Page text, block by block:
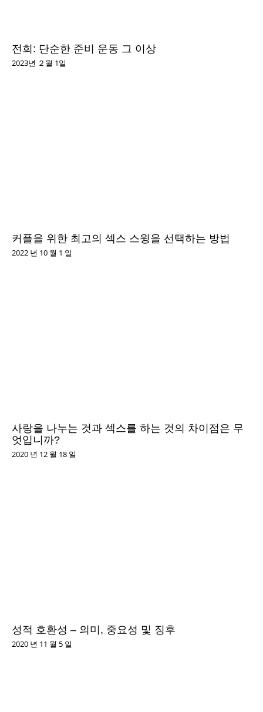
전희: 단순한 준비 운동 그 이상
2023년 ２월 1일
커플을 위한 최고의 섹스 스윙을 선택하는 방법
2022 년 10 월 1 일
사랑을 나누는 것과 섹스를 하는 것의 차이점은 무
엇입니까?
2020 년 12 월 18 일
성적 호환성 – 의미, 중요성 및 징후
2020 년 11 월 5 일